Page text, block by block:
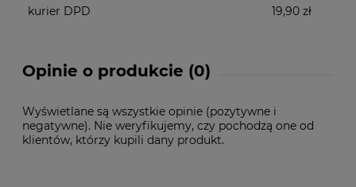
kurier DPD 19,90 zł
Opinie o produkcie (0)
Wyświetlane są wszystkie opinie (pozytywne i
negatywne). Nie weryfikujemy, czy pochodzą one od
klientów, którzy kupili dany produkt.